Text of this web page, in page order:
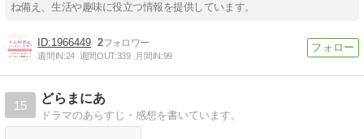
ね備え、生活や趣味に役立つ情報を提供しています。
1966449 2
週間IN:24 週間OUT:339 月間IN:99
15
どらまにあ
ドラマのあらすじ・感想を書いています。